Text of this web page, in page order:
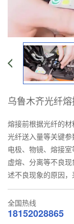
乌鲁木齐光纤
熔接前根据光纤的
光纤送入量等关键参
电极、物镜、熔接室
虚熔、分离等不良
述不良现象的原因，
全国热线
18152028865